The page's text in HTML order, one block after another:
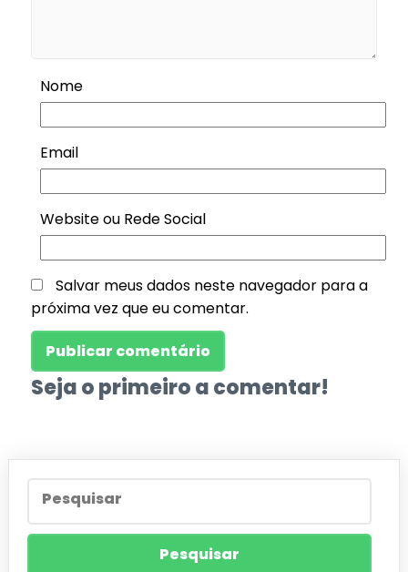
Nome
Email
Website ou Rede Social
Salvar meus dados neste navegador para a
próxima vez que eu comentar.
Seja o primeiro a comentar!